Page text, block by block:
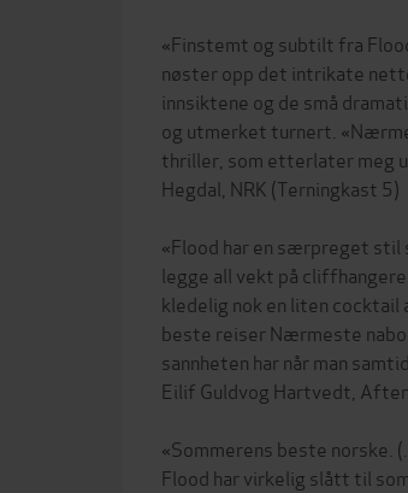
«Finstemt og subtilt fra
nøster opp det intrikate
innsiktene og de små
og utmerket turnert.
thriller, som etterlater meg
Hegdal, NRK (Terningkast 5)
«Flood har en særpreget stil
legge all vekt på
kledelig nok en liten cocktail
beste reiser Nærmeste
sannheten har når man
Eilif Guldvog Hartvedt,
«Sommerens beste norske.
Flood har virkelig slått til